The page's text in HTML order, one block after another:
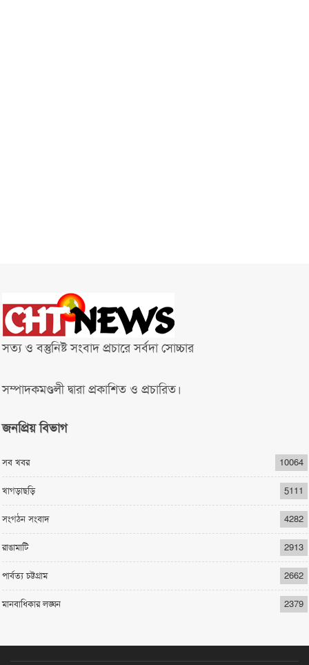
সত্য ও বস্তুনিষ্ট সংবাদ প্রচারে সর্বদা সোচ্চার
সম্পাদকমণ্ডলী দ্বারা প্রকাশিত ও প্রচারিত।
জনপ্রিয় বিভাগ
সব খবর 10064
খাগড়াছড়ি 5111
সংগঠন সংবাদ 4282
রাঙামাটি 2913
পার্বত্য চট্টগ্রাম 2662
মানবাধিকার লঙ্ঘন 2379